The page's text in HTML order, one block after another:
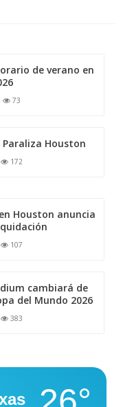
de verano en
73
Houston
172
Houston anuncia
107
cambiará de
del Mundo 2026
383